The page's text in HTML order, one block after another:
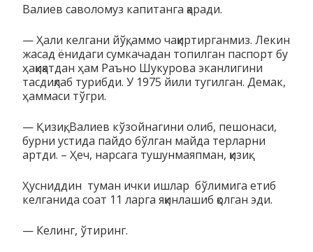
Валиев саволомуз капитанга қаради.
— Ҳали келгани йўқ, аммо чақиртирганмиз. Лекин
жасад ёнидаги сумкачадан топилган паспорт бу
ҳақиқатдан ҳам Раъно Шукурова эканлигини
тасдиқлаб турибди. У 1975 йили тугилган. Демак,
ҳаммаси тўгри.
— Қизиқ, Валиев кўзойнагини олиб, пешонаси,
бурни устида пайдо бўлган майда терларни
артди. – Ҳеч, нарсага тушунмаяпман, қизиқ.
Ҳусниддин туман ички ишлар бўлимига етиб
келганида соат 11 ларга яқинлашиб қолган эди.
— Келинг, ўтиринг.